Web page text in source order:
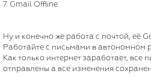
7. Gmail Offline
Ну и конечно же работа с почтой, её
Работайте с письмами в автономном
Как только интернет заработает, все
отправлены а все изменения